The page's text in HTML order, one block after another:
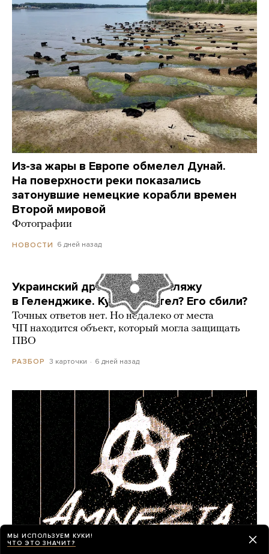
Из-за жары в Европе обмелел Дунай.
На поверхности реки показались
затонувшие немецкие корабли времен
Второй мировой
Фотографии
НОВОСТИ 6 дней назад
Украинский дрон попал по пляжу
в Геленджике. Куда он летел? Его сбили?
Точных ответов нет. Но недалеко от места
ЧП находится объект, который могла защищать
ПВО
РАЗБОР 3 карточки 6 дней назад
МЫ ИСПОЛЬЗУЕМ КУКИ!
ЧТО ЭТО ЗНАЧИТ?